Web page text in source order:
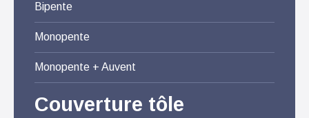
Bipente
Monopente
Monopente + Auvent
Couverture tôle